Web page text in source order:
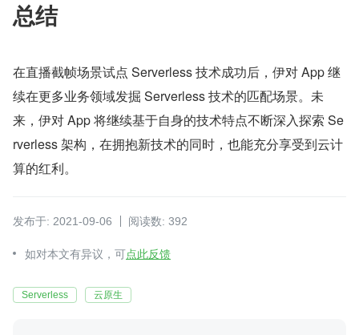
总结
在直播截帧场景试点 Serverless 技术成功后，伊对 App 继
续在更多业务领域发掘 Serverless 技术的匹配场景。未
来，伊对 App 将继续基于自身的技术特点不断深入探索 Se
rverless 架构，在拥抱新技术的同时，也能充分享受到云计
算的红利。
发布于: 2021-09-06 阅读数: 392
如对本文有异议，可点此反馈
Serverless 云原生